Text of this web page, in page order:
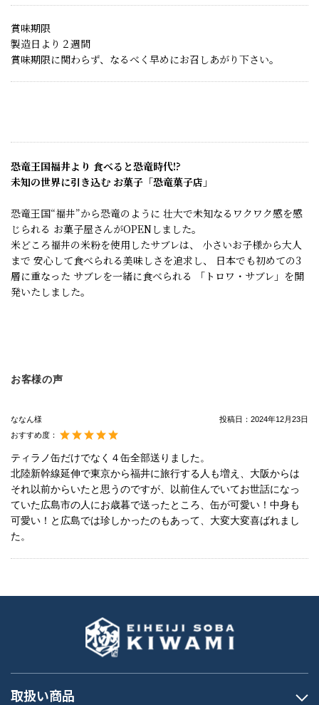
賞味期限
製造日より２週間
賞味期限に関わらず、なるべく早めにお召しあがり下さい。
恐竜王国福井より 食べると恐竜時代!?
未知の世界に引き込む お菓子「恐竜菓子店」
恐竜王国“福井”から恐竜のように 壮大で未知なるワクワク感を感
じられる お菓子屋さんがOPENしました。
米どころ福井の米粉を使用したサブレは、 小さいお子様から大人
まで 安心して食べられる美味しさを追求し、 日本でも初めての3
層に重なった サブレを一緒に食べられる 「トロワ・サブレ」を開
発いたしました。
お客様の声
ななん様 投稿日： 2024年12月23日
おすすめ度：
ティラノ缶だけでなく４缶全部送りました。
北陸新幹線延伸で東京から福井に旅行する人も増え、大阪からは
それ以前からいたと思うのですが、以前住んでいてお世話になっ
ていた広島市の人にお歳暮で送ったところ、缶が可愛い！中身も
可愛い！と広島では珍しかったのもあって、大変大変喜ばれまし
た。
取扱い商品